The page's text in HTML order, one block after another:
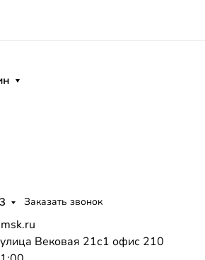
Заказать звонок
Вековая 21с1 офис 210